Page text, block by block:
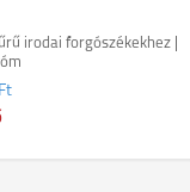
irodai forgószékekhez |